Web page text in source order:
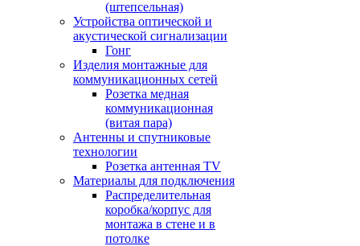
(штепсельная)
Устройства оптической и
акустической сигнализации
Гонг
Изделия монтажные для
коммуникационных сетей
Розетка медная
коммуникационная
(витая пара)
Антенны и спутниковые
технологии
Розетка антенная TV
Материалы для подключения
Распределительная
коробка/корпус для
монтажа в стене и в
потолке